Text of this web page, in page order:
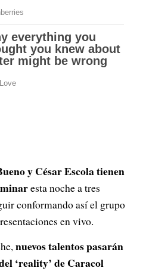
y César Escola tienen
esta noche a tres
conformando así el grupo
en vivo.
nuevos talentos pasarán
‘reality’ de Caracol